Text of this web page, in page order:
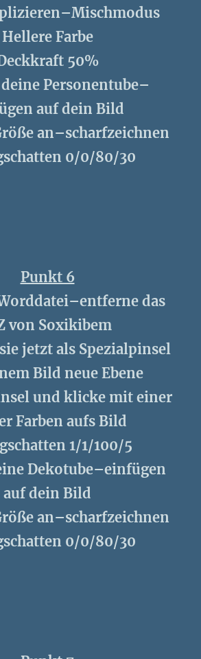
Hellere Farbe
50%
Personentube–
auf dein Bild
an–scharfzeichnen
0/0/80/30
Punkt 6
das
von Soxikibem
jetzt als Spezialpinsel
Bild neue Ebene
und klicke mit einer
Farben aufs Bild
1/1/100/5
Dekotube–einfügen
auf dein Bild
an–scharfzeichnen
0/0/80/30